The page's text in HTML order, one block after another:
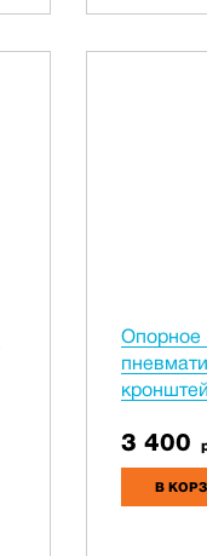
Опорное
3 400
В